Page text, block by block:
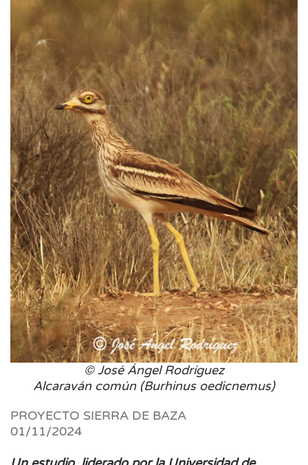
© José Ángel Rodríguez
Alcaraván común (Burhinus oedicnemus)
PROYECTO SIERRA DE BAZA
01/11/2024